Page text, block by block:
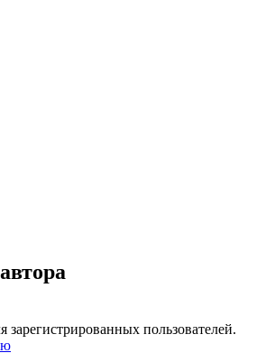
зарегистрированных пользователей.